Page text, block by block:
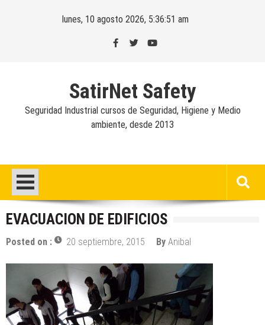
lunes, 10 agosto 2026, 5:36:52 am
SatirNet Safety
Seguridad Industrial cursos de Seguridad, Higiene y Medio
ambiente, desde 2013
EVACUACION DE EDIFICIOS
Posted on : 20 septiembre, 2015 By Anibal